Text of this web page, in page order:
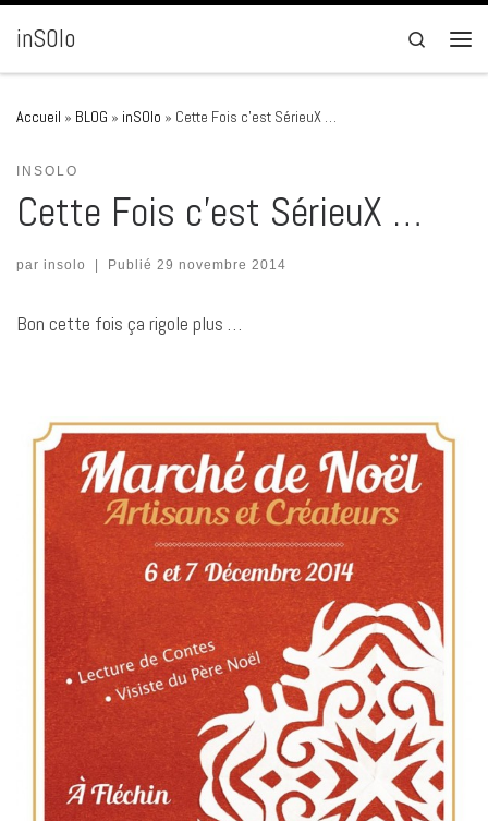
Passer au contenu
inSOlo
Search
Accueil » BLOG » inSOlo » Cette Fois c’est SérieuX …
INSOLO
Cette Fois c’est SérieuX …
par insolo | Publié 29 novembre 2014
Bon cette fois ça rigole plus …